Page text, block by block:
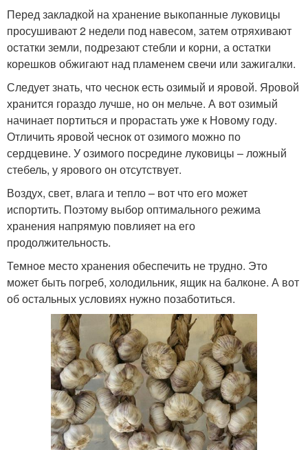
Перед закладкой на хранение выкопанные луковицы
просушивают 2 недели под навесом, затем отряхивают
остатки земли, подрезают стебли и корни, а остатки
корешков обжигают над пламенем свечи или зажигалки.
Следует знать, что чеснок есть озимый и яровой. Яровой
хранится гораздо лучше, но он мельче. А вот озимый
начинает портиться и прорастать уже к Новому году.
Отличить яровой чеснок от озимого можно по
сердцевине. У озимого посредине луковицы – ложный
стебель, у ярового он отсутствует.
Воздух, свет, влага и тепло – вот что его может
испортить. Поэтому выбор оптимального режима
хранения напрямую повлияет на его
продолжительность.
Темное место хранения обеспечить не трудно. Это
может быть погреб, холодильник, ящик на балконе. А вот
об остальных условиях нужно позаботиться.